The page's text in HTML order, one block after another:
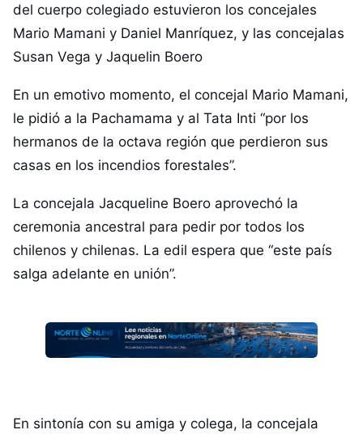
del cuerpo colegiado estuvieron los concejales
Mario Mamani y Daniel Manríquez, y las concejalas
Susan Vega y Jaquelin Boero
En un emotivo momento, el concejal Mario Mamani,
le pidió a la Pachamama y al Tata Inti “por los
hermanos de la octava región que perdieron sus
casas en los incendios forestales”.
La concejala Jacqueline Boero aprovechó la
ceremonia ancestral para pedir por todos los
chilenos y chilenas. La edil espera que “este país
salga adelante en unión”.
En sintonía con su amiga y colega, la concejala